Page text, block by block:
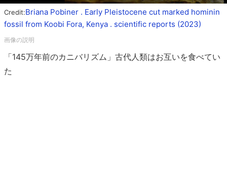
Credit:Briana Pobiner . Early Pleistocene cut marked hominin
fossil from Koobi Fora, Kenya . scientific reports (2023)
「145万年前のカニバリズム」古代人類はお互いを食べてい
た